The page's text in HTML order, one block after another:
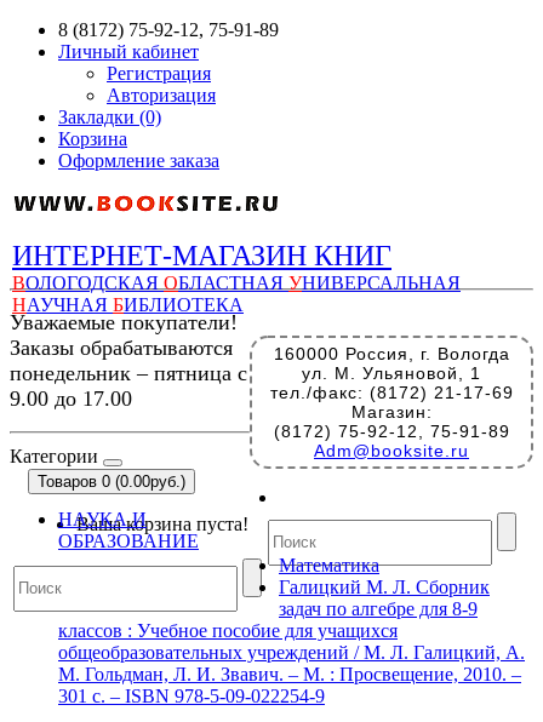
8 (8172) 75-92-12, 75-91-89
Личный кабинет
Регистрация
Авторизация
Закладки (0)
Корзина
Оформление заказа
ИНТЕРНЕТ-МАГАЗИН КНИГ
ВОЛОГОДСКАЯ ОБЛАСТНАЯ УНИВЕРСАЛЬНАЯ
НАУЧНАЯ БИБЛИОТЕКА
160000 Россия, г. Вологда
ул. М. Ульяновой, 1
тел./факс: (8172) 21-17-69
Магазин:
(8172) 75-92-12, 75-91-89
Adm@booksite.ru
Уважаемые покупатели!
Заказы обрабатываются
понедельник – пятница с
9.00 до 17.00
Категории
Товаров 0 (0.00руб.)
Ваша корзина пуста!
НАУКА И
ОБРАЗОВАНИЕ
Математика
Галицкий М. Л. Сборник
задач по алгебре для 8-9
классов : Учебное пособие для учащихся
общеобразовательных учреждений / М. Л. Галицкий, А.
М. Гольдман, Л. И. Звавич. – М. : Просвещение, 2010. –
301 с. – ISBN 978-5-09-022254-9